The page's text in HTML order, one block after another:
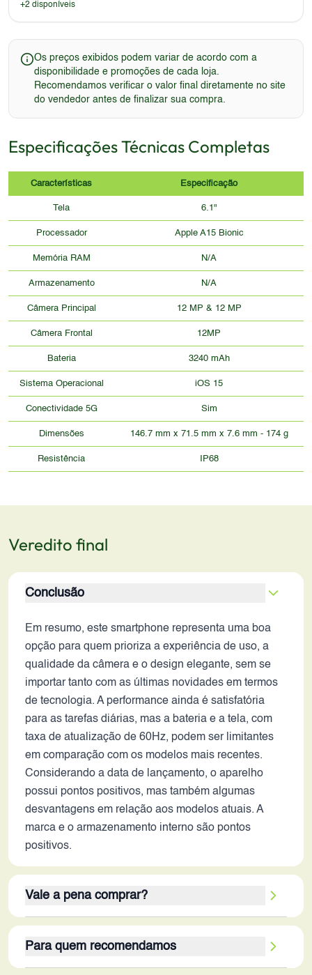
+2 disponíveis
Os preços exibidos podem variar de acordo com a
disponibilidade e promoções de cada loja.
Recomendamos verificar o valor final diretamente no site
do vendedor antes de finalizar sua compra.
Especificações Técnicas Completas
Características Especificação
Tela 6.1"
Processador Apple A15 Bionic
Memória RAM N/A
Armazenamento N/A
Câmera Principal 12 MP & 12 MP
Câmera Frontal 12MP
Bateria 3240 mAh
Sistema Operacional iOS 15
Conectividade 5G Sim
Dimensões 146.7 mm x 71.5 mm x 7.6 mm - 174 g
Resistência IP68
Veredito final
Conclusão
Em resumo, este smartphone representa uma boa
opção para quem prioriza a experiência de uso, a
qualidade da câmera e o design elegante, sem se
importar tanto com as últimas novidades em termos
de tecnologia. A performance ainda é satisfatória
para as tarefas diárias, mas a bateria e a tela, com
taxa de atualização de 60Hz, podem ser limitantes
em comparação com os modelos mais recentes.
Considerando a data de lançamento, o aparelho
possui pontos positivos, mas também algumas
desvantagens em relação aos modelos atuais. A
marca e o armazenamento interno são pontos
positivos.
Vale a pena comprar?
depende do uso pretendido e das expectativas do
usuário. Para quem busca uma experiência
Para quem recomendamos